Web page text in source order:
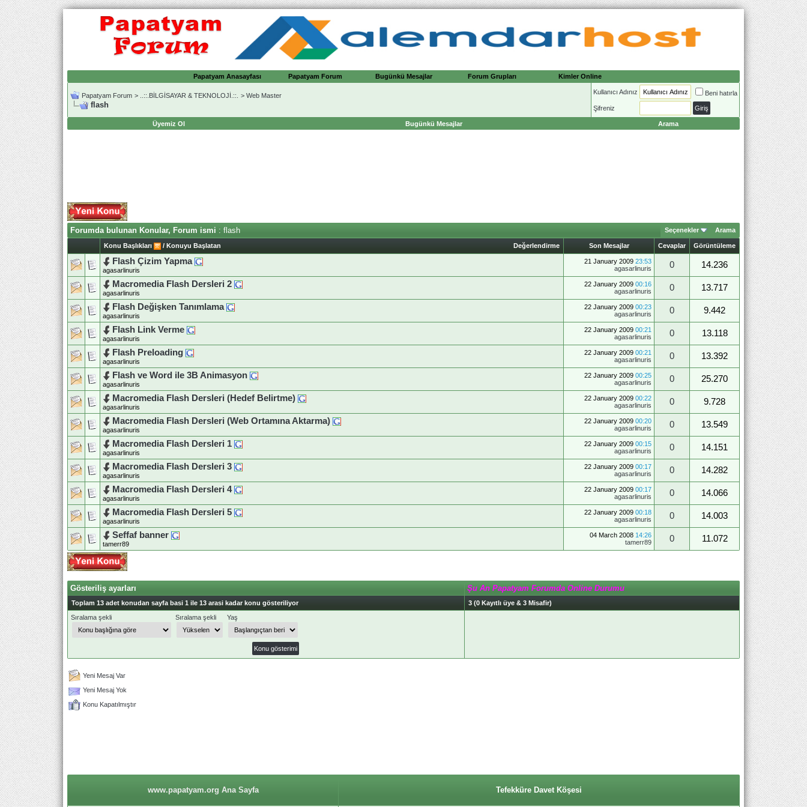
Papatyam Anasayfası Papatyam Forum Bugünkü Mesajlar Forum Grupları Kimler Online
Papatyam Forum > ..::.BİLGİSAYAR & TEKNOLOJİ.::. > Web Master
flash
Kullanıcı Adınız Beni hatırla
Şifreniz
Üyemiz Ol Bugünkü Mesajlar Arama
Forumda bulunan Konular, Forum ismi : flash Seçenekler Arama
Değerlendirme
Konu Başlıkları / Konuyu Başlatan Son Mesajlar Cevaplar Görüntüleme
Flash Çizim Yapma
agasarlinuris
21 January 2009 23:53
agasarlinuris
0
14.236
Macromedia Flash Dersleri 2
agasarlinuris
22 January 2009 00:16
agasarlinuris
0
13.717
Flash Değişken Tanımlama
agasarlinuris
22 January 2009 00:23
agasarlinuris
0
9.442
Flash Link Verme
agasarlinuris
22 January 2009 00:21
agasarlinuris
0
13.118
Flash Preloading
agasarlinuris
22 January 2009 00:21
agasarlinuris
0
13.392
Flash ve Word ile 3B Animasyon
agasarlinuris
22 January 2009 00:25
agasarlinuris
0
25.270
Macromedia Flash Dersleri (Hedef Belirtme)
agasarlinuris
22 January 2009 00:22
agasarlinuris
0
9.728
Macromedia Flash Dersleri (Web Ortamına Aktarma)
agasarlinuris
22 January 2009 00:20
agasarlinuris
0
13.549
Macromedia Flash Dersleri 1
agasarlinuris
22 January 2009 00:15
agasarlinuris
0
14.151
Macromedia Flash Dersleri 3
agasarlinuris
22 January 2009 00:17
agasarlinuris
0
14.282
Macromedia Flash Dersleri 4
agasarlinuris
22 January 2009 00:17
agasarlinuris
0
14.066
Macromedia Flash Dersleri 5
agasarlinuris
22 January 2009 00:18
agasarlinuris
0
14.003
Seffaf banner
tamerr89
04 March 2008 14:26
tamerr89
0 11.072
Gösteriliş ayarları Şu An Papatyam Forumda Online Durumu
Toplam 13 adet konudan sayfa basi 1 ile 13 arasi kadar konu gösteriliyor
3 (0 Kayıtlı üye & 3 Misafir)
Sıralama şekli
Sıralama şekli Yaş
Yeni Mesaj Var
Yeni Mesaj Yok
Konu Kapatılmıştır
www.papatyam.org Ana Sayfa Tefekküre Davet Köşesi